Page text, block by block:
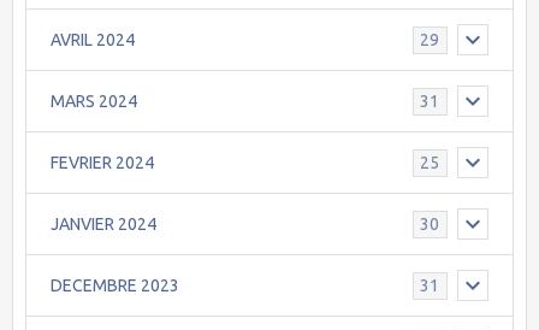
AVRIL 2024 29
MARS 2024 31
FEVRIER 2024 25
JANVIER 2024 30
DECEMBRE 2023 31